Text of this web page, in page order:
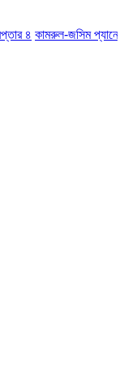
কামরুল-জসিম প্যানেলের